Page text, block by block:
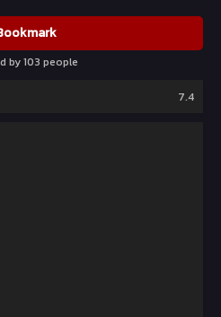
by 103 people
7.4